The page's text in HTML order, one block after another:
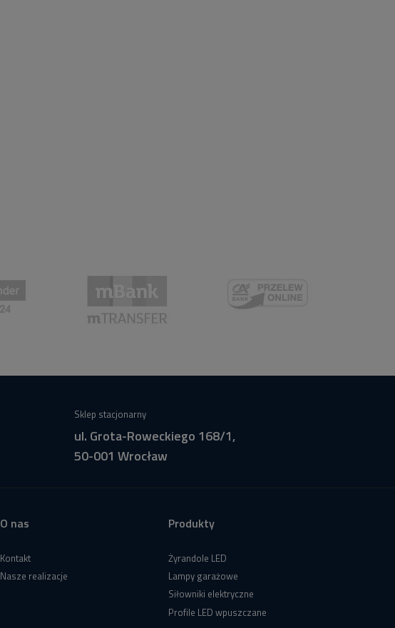
Sklep stacjonarny
ul. Grota-Roweckiego 168/1,
50-001 Wrocław
O nas
Kontakt
Nasze realizacje
Produkty
Żyrandole LED
Lampy garażowe
Siłowniki elektryczne
Profile LED wpuszczane